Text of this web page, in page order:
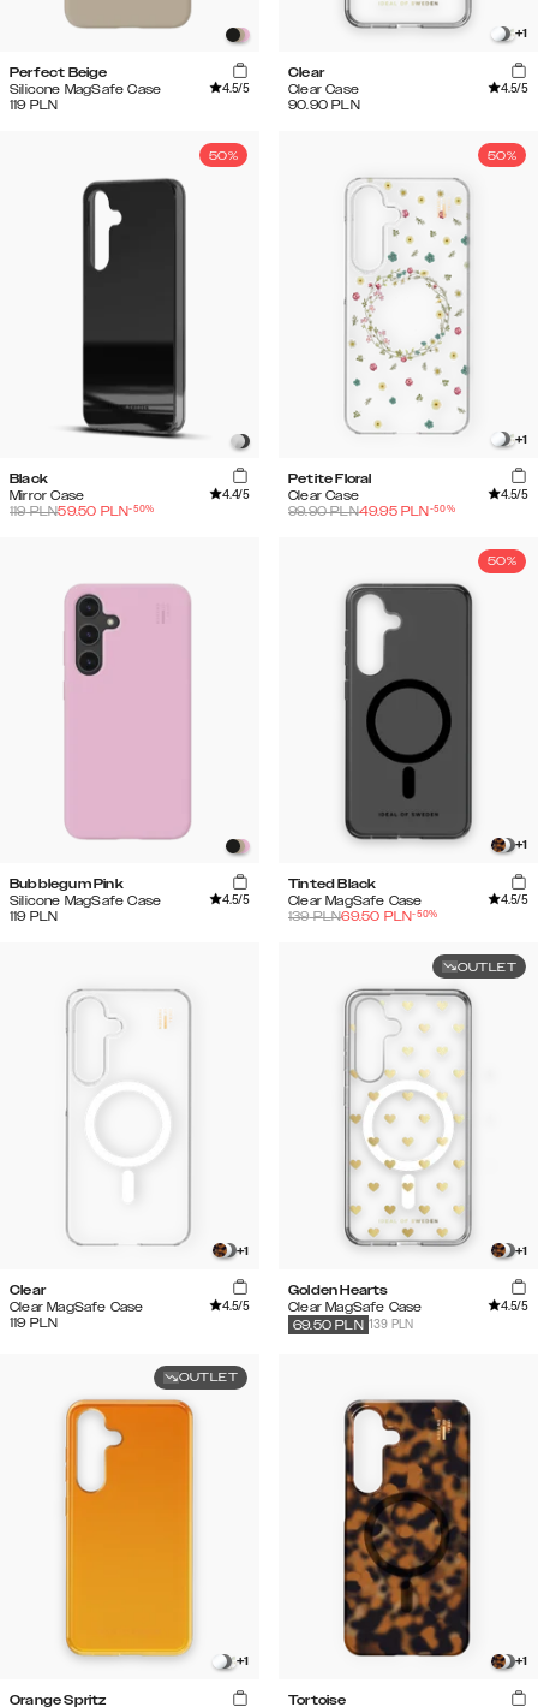
Perfect Beige
Silicone MagSafe Case
4.5/5
119 PLN
+1
Clear
Clear Case
4.5/5
90.90 PLN
50%
Black
Mirror Case
4.4/5
119PLN59.50 PLN-50%
50%
+1
Petite Floral
Clear Case
4.5/5
99.90PLN49.95 PLN-50%
Bubblegum Pink
Silicone MagSafe Case
4.5/5
119 PLN
50%
+1
Tinted Black
Clear MagSafe Case
4.5/5
139PLN69.50 PLN-50%
+1
Clear
Clear MagSafe Case
4.5/5
119 PLN
OUTLET
+1
Golden Hearts
Clear MagSafe Case
4.5/5
139 PLN
69.50 PLN
OUTLET
+1
Orange Spritz
+1
Tortoise